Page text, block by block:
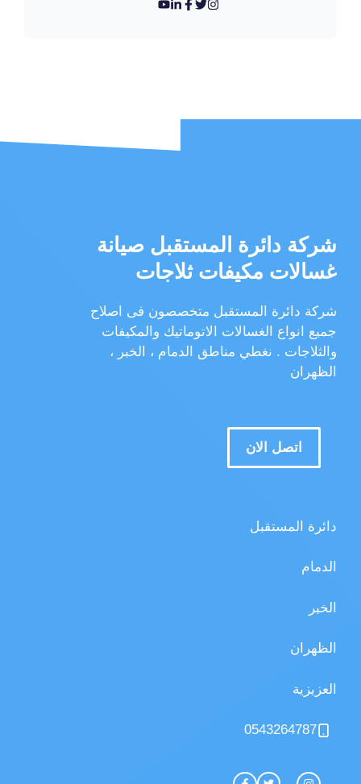
شركة دائرة المستقبل صيانة
غسالات مكيفات ثلاجات
شركة دائرة المستقبل متخصصون فى اصلاح
جميع انواع الغسالات الاتوماتيك والمكيفات
والثلاجات . نغطي مناطق الدمام ، الخبر ،
الظهران
اتصل الان
دائرة المستقبل
الدمام
الخبر
الظهران
العزيزية
0543264787